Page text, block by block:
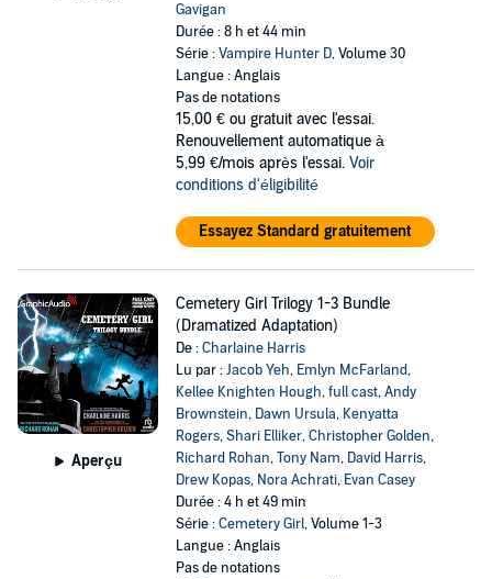
Gavigan
Durée : 8 h et 44 min
Série :Vampire Hunter D, Volume 30
Langue : Anglais
Pas de notations
15,00 € ou gratuit avec l'essai.
Renouvellement automatique à
5,99 €/mois après l'essai. Voir
conditions d'éligibilité
Essayez Standard gratuitement
Aperçu
Cemetery Girl Trilogy 1-3 Bundle
(Dramatized Adaptation)
De :Charlaine Harris
Lu par :Jacob Yeh, Emlyn McFarland,
Kellee Knighten Hough,full cast,Andy
Brownstein, Dawn Ursula, Kenyatta
Rogers,Shari Elliker,Christopher Golden,
Richard Rohan,Tony Nam, David Harris,
Drew Kopas, Nora Achrati, Evan Casey
Durée : 4 h et 49 min
Série :Cemetery Girl, Volume 1-3
Langue : Anglais
Pas de notations